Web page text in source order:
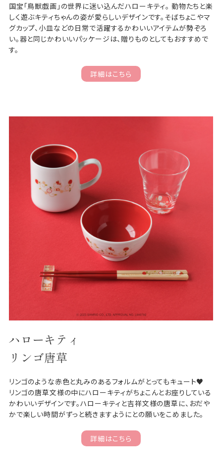
国宝「鳥獣戯画」の世界に迷い込んだハローキティ。 動物たちと楽
しく遊ぶキティちゃんの姿が愛らしいデザインです。そばちょこやマ
グカップ、小皿などの日常で活躍するかわいいアイテムが勢ぞろ
い。器と同じかわいいパッケージは、贈りものとしてもおすすめで
す。
詳細はこちら
ハローキティ
リンゴ唐草
リンゴのような赤色と丸みのあるフォルムがとってもキュート♥
リンゴの唐草文様の中にハローキティがちょこんとお座りしている
かわいいデザインです。ハローキティと吉祥文様の唐草に、おだや
かで楽しい時間がずっと続きますようにとの願いをこめました。
詳細はこちら